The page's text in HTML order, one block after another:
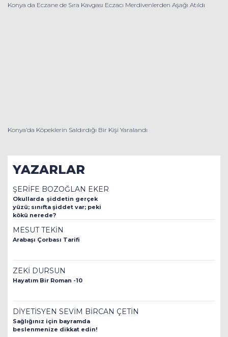
Konya da Eczane de Sıra Kavgası Eczacı Merdivenlerden Aşağı Atıldı
Konya’da Köpeklerin Saldırdığı Bir Kişi Yaralandı
YAZARLAR
ŞERİFE BOZOĞLAN EKER
Okullarda şiddetin gerçek
yüzü; sınıfta şiddet var; peki
kökü nerede?
MESUT TEKİN
Arabaşı Çorbası Tarifi
ZEKİ DURSUN
Hayatım Bir Roman -10
DİYETİSYEN SEVİM BİRCAN ÇETİN
Sağlığınız için bayramda
beslenmenize dikkat edin!